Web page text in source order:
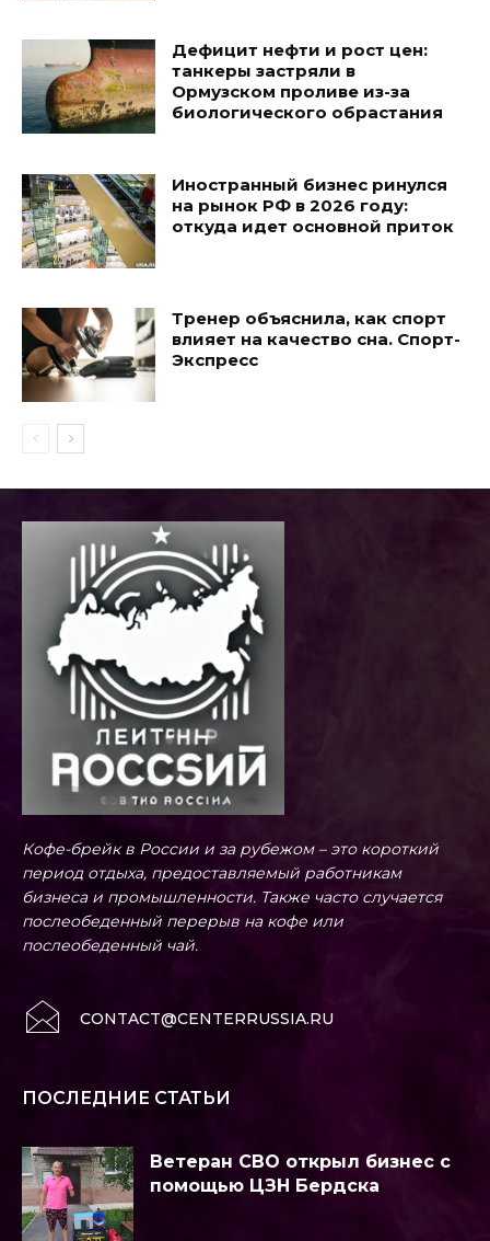
Дефицит нефти и рост цен:
танкеры застряли в
Ормузском проливе из-за
биологического обрастания
Иностранный бизнес ринулся
на рынок РФ в 2026 году:
откуда идет основной приток
Тренер объяснила, как спорт
влияет на качество сна. Спорт-
Экспресс
Кофе-брейк в России и за рубежом – это короткий
период отдыха, предоставляемый работникам
бизнеса и промышленности. Также часто случается
послеобеденный перерыв на кофе или
послеобеденный чай.
CONTACT@CENTERRUSSIA.RU
ПОСЛЕДНИЕ СТАТЬИ
Ветеран СВО открыл бизнес с
помощью ЦЗН Бердска